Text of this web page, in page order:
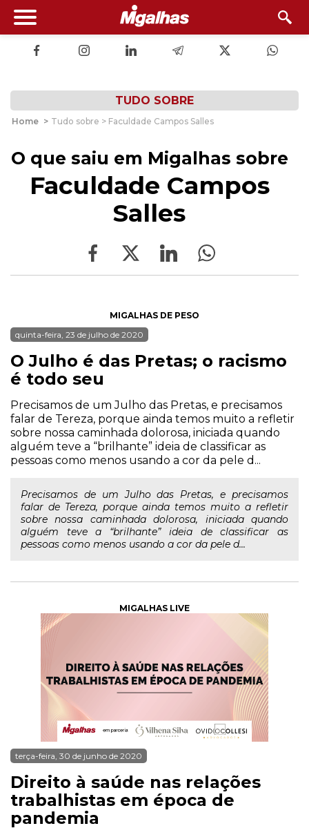
TUDO SOBRE
Home > Tudo sobre > Faculdade Campos Salles
O que saiu em Migalhas sobre
Faculdade Campos
Salles
MIGALHAS DE PESO
quinta-feira, 23 de julho de 2020
O Julho é das Pretas; o racismo
é todo seu
Precisamos de um Julho das Pretas, e precisamos
falar de Tereza, porque ainda temos muito a refletir
sobre nossa caminhada dolorosa, iniciada quando
alguém teve a “brilhante” ideia de classificar as
pessoas como menos usando a cor da pele d...
Precisamos de um Julho das Pretas, e precisamos
falar de Tereza, porque ainda temos muito a refletir
sobre nossa caminhada dolorosa, iniciada quando
alguém teve a “brilhante” ideia de classificar as
pessoas como menos usando a cor da pele d...
MIGALHAS LIVE
terça-feira, 30 de junho de 2020
Direito à saúde nas relações
trabalhistas em época de
pandemia